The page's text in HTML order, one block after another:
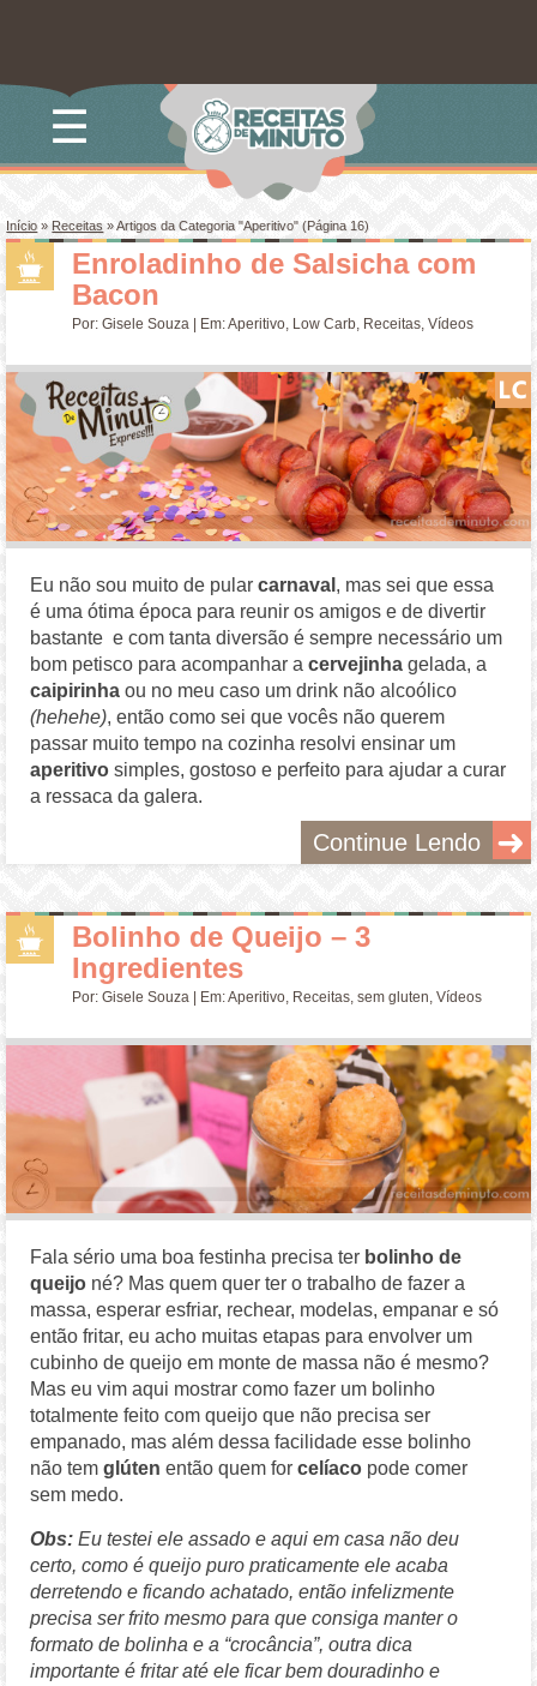
☰
Início»Receitas »Artigos da Categoria "Aperitivo" (Página 16)
Enroladinho de Salsicha com
Bacon
Por:Gisele Souza | Em:Aperitivo, Low Carb, Receitas,Vídeos
Eu não sou muito de pularcarnaval , mas sei que essa
é uma ótima época para reunir os amigos e de divertir
bastante e com tanta diversão é sempre necessário um
bom petisco para acompanhar acervejinha gelada, a
caipirinha ou no meu caso um drink não alcoólico
(hehehe), então como sei que vocês não querem
passar muito tempo na cozinha resolvi ensinar um
aperitivo simples, gostoso e perfeito para ajudar a curar
a ressaca da galera.
Continue Lendo
Bolinho de Queijo – 3
Ingredientes
Por:Gisele Souza | Em:Aperitivo Receitas ,sem gluten ,Vídeos
Fala sério uma boa festinha precisa ter bolinho de
queijo né? Mas quem quer ter o trabalho de fazer a
massa, esperar esfriar, rechear, modelas, empanar e só
então fritar, eu acho muitas etapas para envolver um
cubinho de queijo em monte de massa não é mesmo?
Mas eu vim aqui mostrar como fazer um bolinho
totalmente feito com queijo que não precisa ser
empanado, mas além dessa facilidade esse bolinho
não temglúten então quem for celíaco pode comer
sem medo.
Obs: Eu testei ele assado e aqui em casa não deu
certo, como é queijo puro praticamente ele acaba
derretendo e ficando achatado, então infelizmente
precisa ser frito mesmo para que consiga manter o
formato de bolinha e a “crocância”, outra dica
importante é fritar até ele ficar bem douradinho e